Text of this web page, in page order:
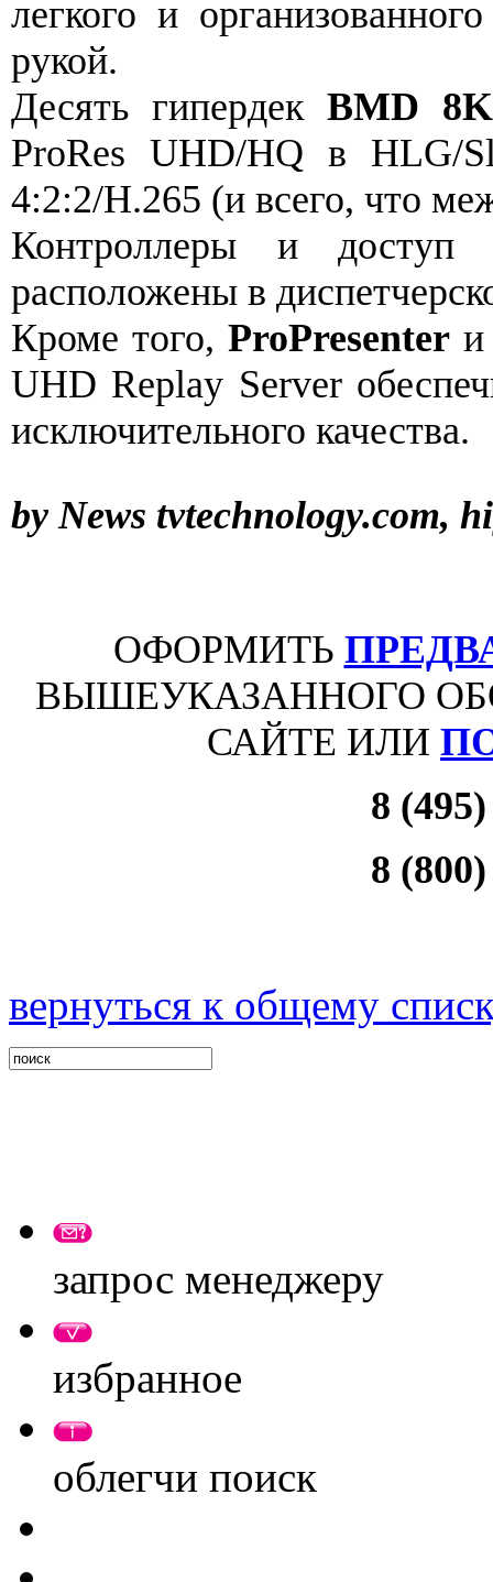
легкого и
рукой.
Десять гипердек BMD 8K
ProRes UHD/HQ в HLG/
4:2:2/H.265 (и всего, что
Контроллеры и доступ
расположены в
Кроме того, ProPresenter
UHD Replay Server
исключительного качества.
by News tvtechnology.com,
ОФОРМИТЬ
ВЫШЕУКАЗАННОГО
САЙТЕ ИЛИ
8
8
вернуться к общему
запрос менеджеру
избранное
облегчи поиск